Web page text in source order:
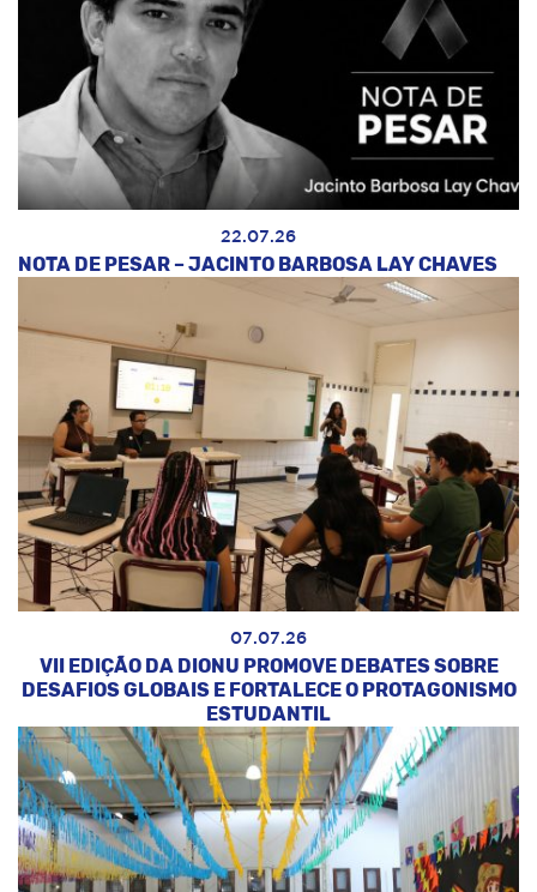
22.07.26
NOTA DE PESAR – JACINTO BARBOSA LAY CHAVES
07.07.26
VII EDIÇÃO DA DIONU PROMOVE DEBATES SOBRE
DESAFIOS GLOBAIS E FORTALECE O PROTAGONISMO
ESTUDANTIL